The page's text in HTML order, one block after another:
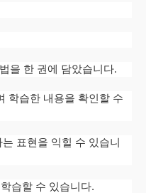
을 한 권에 담았습니다.
학습한 내용을 확인할 수
표현을 익힐 수 있습니
습할 수 있습니다.